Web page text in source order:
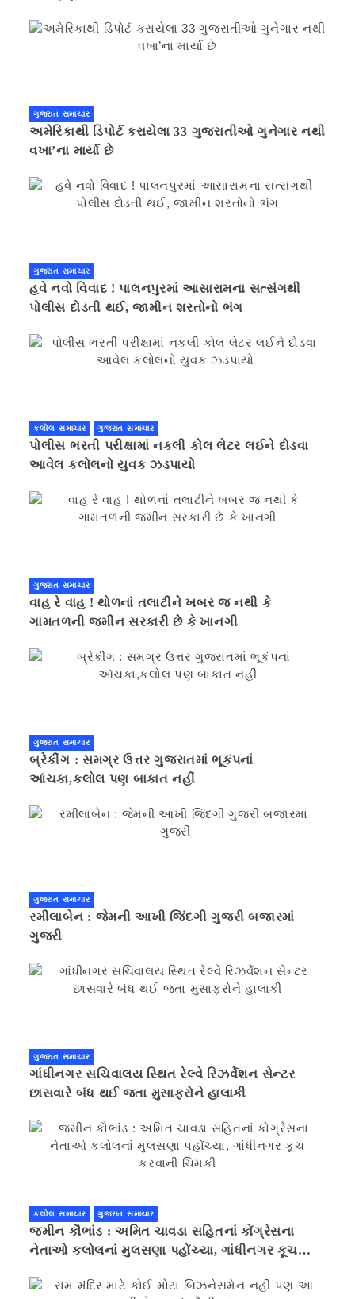
ગુજરાત સમાચાર
અમેરિકાથી ડિપોર્ટ કરાયેલા 33 ગુજરાતીઓ ગુનેગાર નથી
વખા’ના માર્યા છે
ગુજરાત સમાચાર
હવે નવો વિવાદ ! પાલનપુરમાં આસારામના સત્સંગથી
પોલીસ દોડતી થઈ, જામીન શરતોનો ભંગ
કલોલ સમાચાર ગુજરાત સમાચાર
પોલીસ ભરતી પરીક્ષામાં નકલી કોલ લેટર લઈને દોડવા
આવેલ કલોલનો યુવક ઝડપાયો
ગુજરાત સમાચાર
વાહ રે વાહ ! થોળનાં તલાટીને ખબર જ નથી કે
ગામતળની જમીન સરકારી છે કે ખાનગી
ગુજરાત સમાચાર
બ્રેકીંગ : સમગ્ર ઉત્તર ગુજરાતમાં ભૂકંપનાં
આંચકા,કલોલ પણ બાકાત નહીં
ગુજરાત સમાચાર
રમીલાબેન : જેમની આખી જિંદગી ગુજરી બજારમાં
ગુજરી
ગુજરાત સમાચાર
ગાંધીનગર સચિવાલય સ્થિત રેલ્વે રિઝર્વેશન સેન્ટર
છાસવારે બંધ થઈ જતા મુસાફરોને હાલાકી
કલોલ સમાચાર ગુજરાત સમાચાર
જમીન કૌભાંડ : અમિત ચાવડા સહિતનાં કોંગ્રેસના
નેતાઓ કલોલનાં મુલસણા પહોંચ્યા, ગાંધીનગર કૂચ